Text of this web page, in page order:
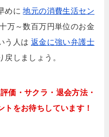
めに地元の消費生活セン
万～数百万円単位のお金
う人は 返金に強い弁護士
しましょう。
価・サクラ・退会方法・
をお待ちしています！